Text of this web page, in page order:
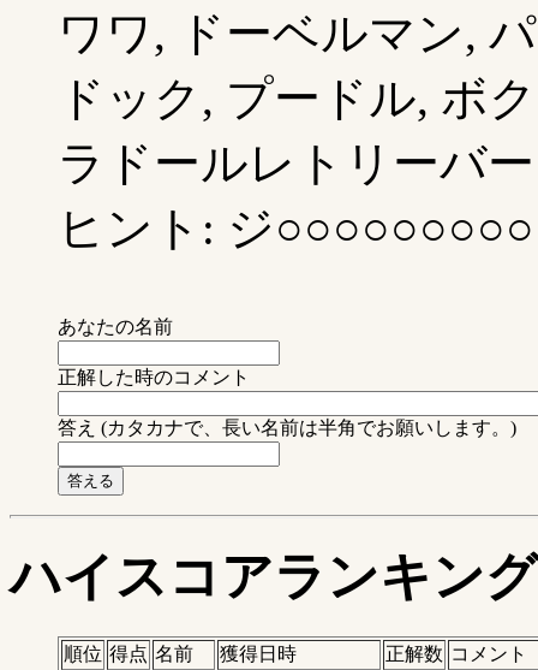
ワワ, ドーベルマン,
ドック, プードル, ボ
ラドールレトリーバ
ヒント: ジ○○○○○○○○○
あなたの名前
正解した時のコメント
答え (カタカナで、長い名前は半角でお願いします。)
ハイスコアランキング
順位 得点 名前 獲得日時 正解数 コメント